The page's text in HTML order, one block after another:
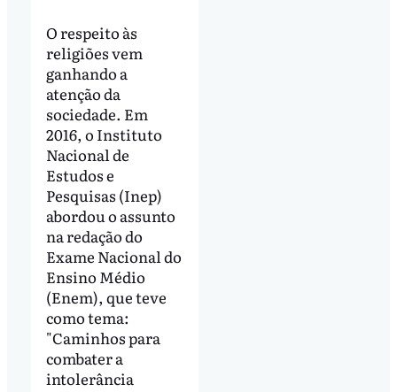
O respeito às
religiões vem
ganhando a
atenção da
sociedade. Em
2016, o Instituto
Nacional de
Estudos e
Pesquisas (Inep)
abordou o assunto
na redação do
Exame Nacional do
Ensino Médio
(Enem), que teve
como tema:
"Caminhos para
combater a
intolerância